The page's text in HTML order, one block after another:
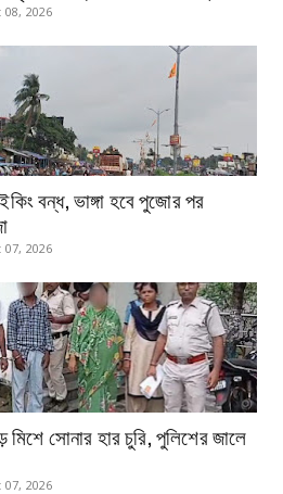
2026
বন্ধ, ভাঙ্গা হবে পুজোর পর
2026
মিশে সোনার হার চুরি, পুলিশের জালে
2026